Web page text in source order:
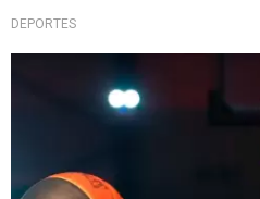
DEPORTES